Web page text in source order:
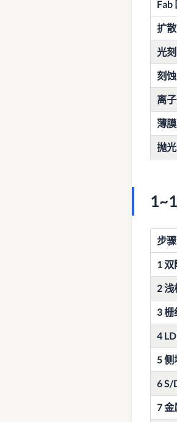
Fab
扩
光
刻
离
薄
抛
步骤
1 双
2 浅
3 栅
4
5 侧
6 S/
7 金